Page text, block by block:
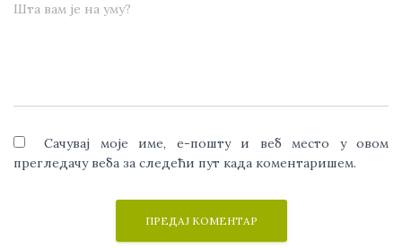
Шта вам је на уму?
Сачувај моје име, е-пошту и веб место у овом
прегледачу веба за следећи пут када коментаришем.